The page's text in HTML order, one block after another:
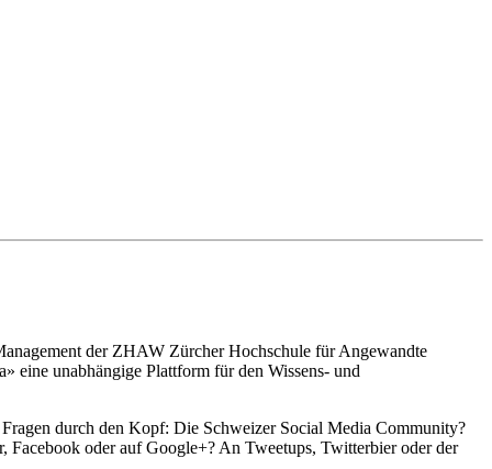
der ZHAW Zürcher Hochschule für Angewandte
eine unabhängige Plattform für den Wissens- und
durch den Kopf: Die Schweizer Social Media Community?
oder auf Google+? An Tweetups, Twitterbier oder der